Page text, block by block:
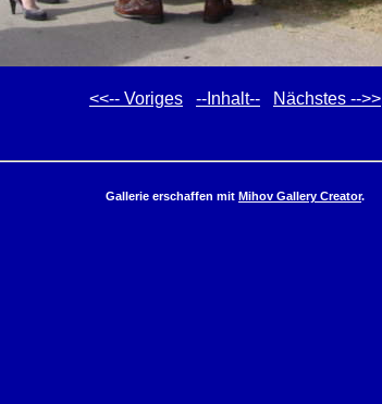
<<-- Voriges --Inhalt-- Nächstes -->>
Gallerie erschaffen mit Mihov Gallery Creator.